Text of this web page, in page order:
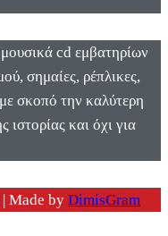
cd εμβατηρίων
σημαίες, ρέπλικες,
σκοπό την καλύτερη
και όχι για
Made by DimisGram